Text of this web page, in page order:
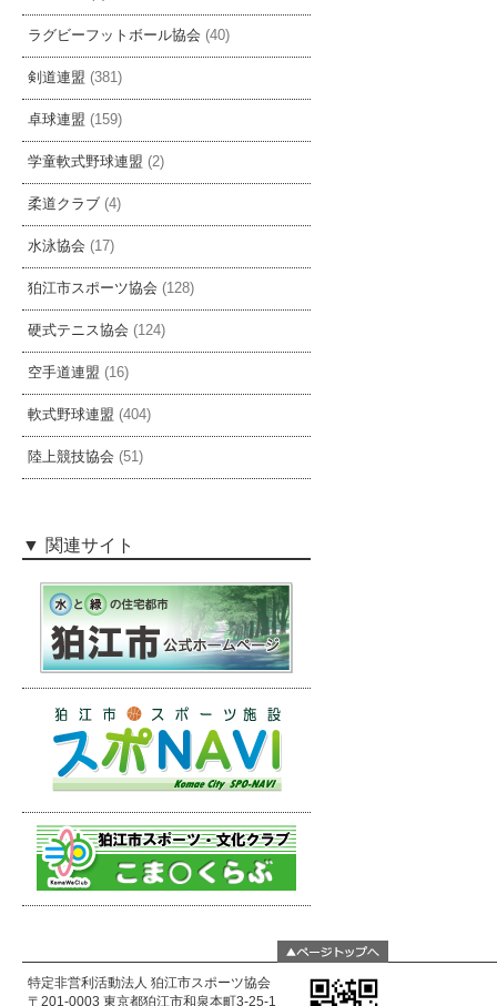
ラグビーフットボール協会 (40)
剣道連盟 (381)
卓球連盟 (159)
学童軟式野球連盟 (2)
柔道クラブ (4)
水泳協会 (17)
狛江市スポーツ協会 (128)
硬式テニス協会 (124)
空手道連盟 (16)
軟式野球連盟 (404)
陸上競技協会 (51)
関連サイト
特定非営利活動法人 狛江市スポーツ協会
〒201-0003 東京都狛江市和泉本町3-25-1